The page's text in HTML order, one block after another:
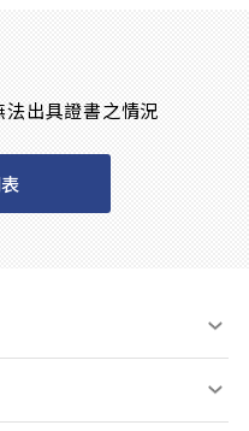
法出具證書之情況